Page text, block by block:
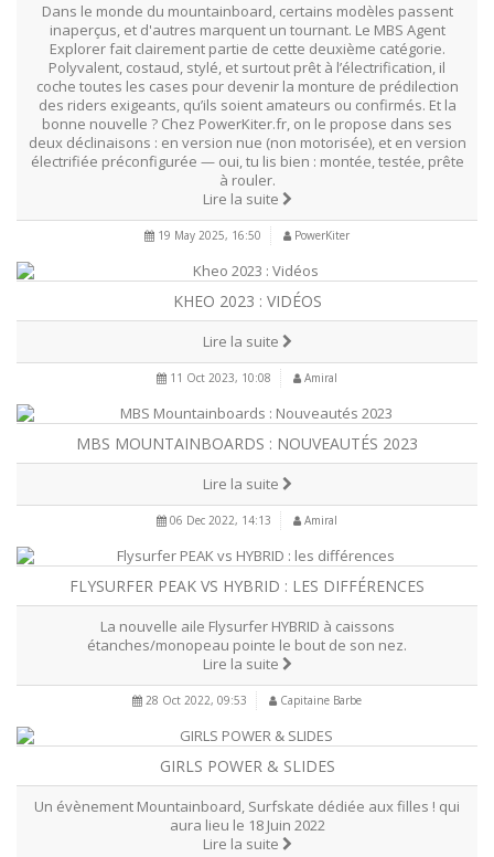
Dans le monde du mountainboard, certains modèles passent
inaperçus, et d'autres marquent un tournant. Le MBS Agent
Explorer fait clairement partie de cette deuxième catégorie.
Polyvalent, costaud, stylé, et surtout prêt à l’électrification, il
coche toutes les cases pour devenir la monture de prédilection
des riders exigeants, qu’ils soient amateurs ou confirmés. Et la
bonne nouvelle ? Chez PowerKiter.fr, on le propose dans ses
deux déclinaisons : en version nue (non motorisée), et en version
électrifiée préconfigurée — oui, tu lis bien : montée, testée, prête
à rouler.
Lire la suite
19 May 2025, 16:50 PowerKiter
KHEO 2023 : VIDÉOS
Lire la suite
11 Oct 2023, 10:08 Amiral
MBS MOUNTAINBOARDS : NOUVEAUTÉS 2023
Lire la suite
06 Dec 2022, 14:13 Amiral
FLYSURFER PEAK VS HYBRID : LES DIFFÉRENCES
La nouvelle aile Flysurfer HYBRID à caissons
étanches/monopeau pointe le bout de son nez.
Lire la suite
28 Oct 2022, 09:53 Capitaine Barbe
GIRLS POWER & SLIDES
Un évènement Mountainboard, Surfskate dédiée aux filles ! qui
aura lieu le 18 Juin 2022
Lire la suite